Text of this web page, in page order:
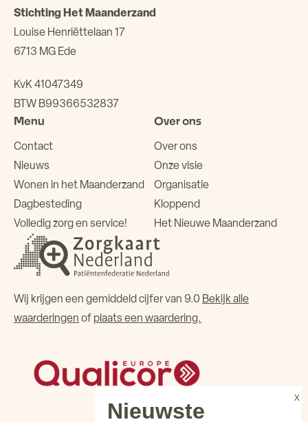
Stichting Het Maanderzand
Louise Henriëttelaan 17
6713 MG Ede
KvK 41047349
BTW B99366532837
Menu
Contact
Nieuws
Wonen in het Maanderzand
Dagbesteding
Volledig zorg en service!
Over ons
Over ons
Onze visie
Organisatie
Kloppend
Het Nieuwe Maanderzand
Wij krijgen een gemiddeld cijfer van 9.0 Bekijk alle
waarderingen of plaats een waardering.